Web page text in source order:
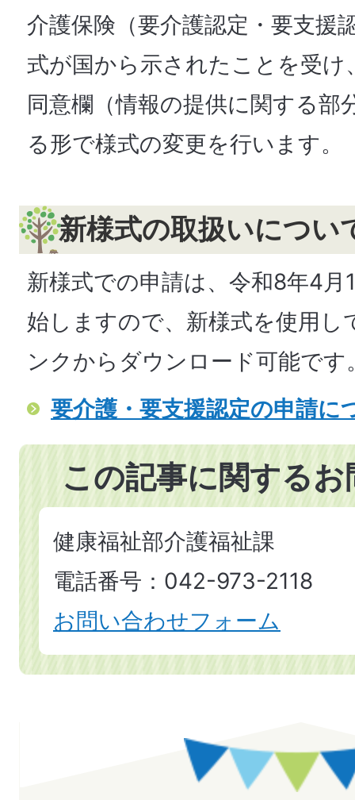
介護保険（要介護認定・要支援
式が国から示されたことを受け
同意欄（情報の提供に関する部
る形で様式の変更を行います。
新様式の取扱いについ
新様式での申請は、令和8年4月
始しますので、新様式を使用し
ンクからダウンロード可能です
要介護・要支援認定の申請に
この記事に関する
健康福祉部介護福祉課
電話番号：042-973-2118
お問い合わせフォーム